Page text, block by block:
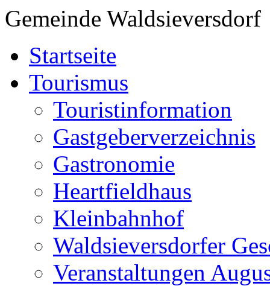
Gemeinde Waldsieversdorf
Startseite
Tourismus
Touristinformation
Gastgeberverzeichnis
Gastronomie
Heartfieldhaus
Kleinbahnhof
Waldsieversdorfer
Veranstaltungen